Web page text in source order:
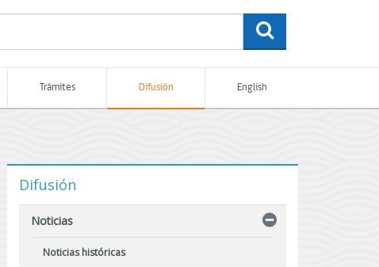
Trámites Difusión English
Difusión
Noticias
Noticias históricas